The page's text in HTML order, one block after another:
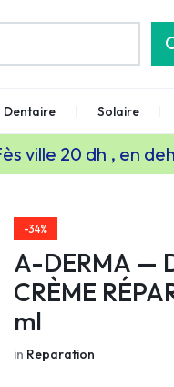
Dentaire Solaire
ville 20 dh , en
-34%
A-DERMA —
CRÈME
ml
in Reparation